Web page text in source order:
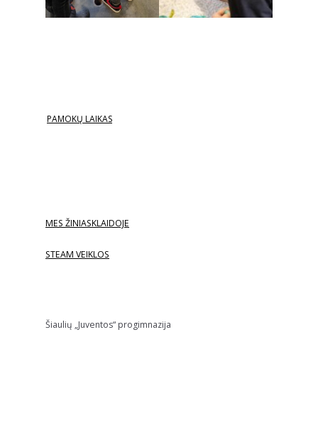
PAMOKŲ LAIKAS
MES ŽINIASKLAIDOJE
STEAM VEIKLOS
Šiaulių „Juventos“ progimnazija